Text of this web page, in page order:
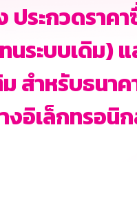
ประกวดรา
นระบบเดิม)
สำหรับธนา
งอิเล็กทรอนิ